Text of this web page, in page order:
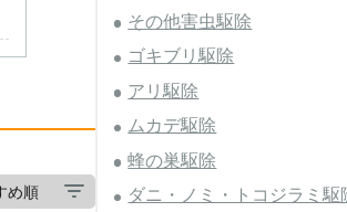
その他害虫駆除
ゴキブリ駆除
アリ駆除
ムカデ駆除
蜂の巣駆除
ダニ・ノミ・トコジラミ駆